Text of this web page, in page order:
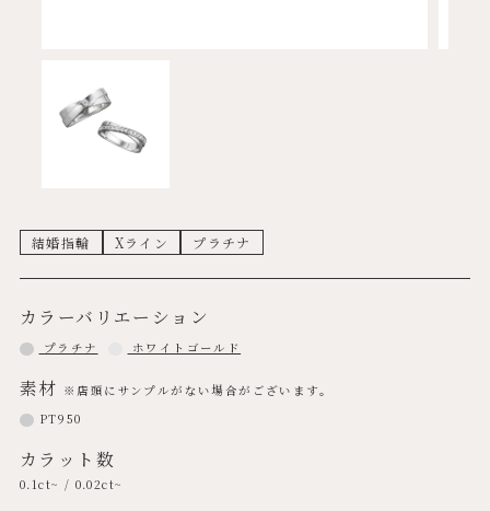
結婚指輪 Xライン プラチナ
カラーバリエーション
プラチナ ホワイトゴールド
素材 ※店頭にサンプルがない場合がございます。
PT950
カラット数
0.1ct~ / 0.02ct~